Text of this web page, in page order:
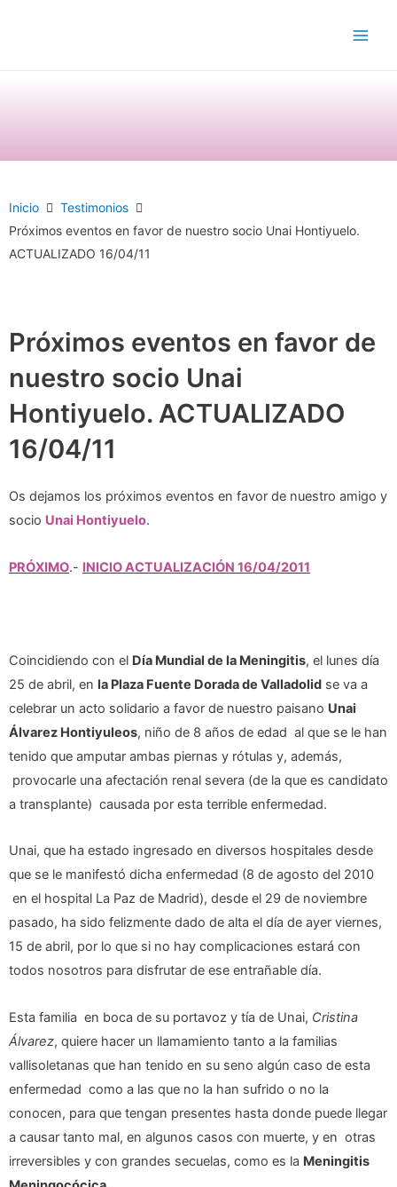
Inicio
Testimonios
Próximos eventos en favor de nuestro socio Unai Hontiyuelo.
ACTUALIZADO 16/04/11
Próximos eventos en favor de
nuestro socio Unai
Hontiyuelo. ACTUALIZADO
16/04/11
Os dejamos los próximos eventos en favor de nuestro amigo y
socio Unai Hontiyuelo.
PRÓXIMO.- INICIO ACTUALIZACIÓN 16/04/2011
Coincidiendo con el Día Mundial de la Meningitis, el lunes día
25 de abril, en la Plaza Fuente Dorada de Valladolid se va a
celebrar un acto solidario a favor de nuestro paisano Unai
Álvarez Hontiyuleos, niño de 8 años de edad al que se le han
tenido que amputar ambas piernas y rótulas y, además,
provocarle una afectación renal severa (de la que es candidato
a transplante) causada por esta terrible enfermedad.
Unai, que ha estado ingresado en diversos hospitales desde
que se le manifestó dicha enfermedad (8 de agosto del 2010
en el hospital La Paz de Madrid), desde el 29 de noviembre
pasado, ha sido felizmente dado de alta el día de ayer viernes,
15 de abril, por lo que si no hay complicaciones estará con
todos nosotros para disfrutar de ese entrañable día.
Esta familia en boca de su portavoz y tía de Unai, Cristina
Álvarez, quiere hacer un llamamiento tanto a la familias
vallisoletanas que han tenido en su seno algún caso de esta
enfermedad como a las que no la han sufrido o no la
conocen, para que tengan presentes hasta donde puede llegar
a causar tanto mal, en algunos casos con muerte, y en otras
irreversibles y con grandes secuelas, como es la Meningitis